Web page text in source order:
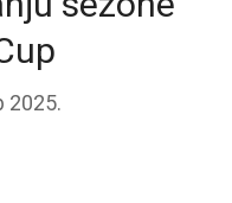
2025.